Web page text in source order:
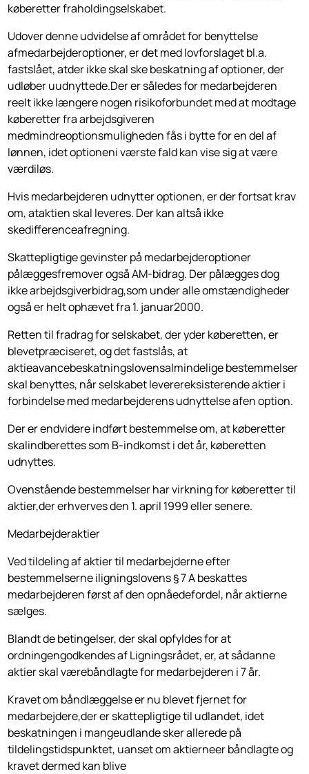
køberetter fraholdingselskabet.
Udover denne udvidelse af området for benyttelse
afmedarbejderoptioner, er det med lovforslaget bl.a.
fastslået, atder ikke skal ske beskatning af optio­ner, der
udløber uudnyttede.Der er således for medarbejderen
reelt ikke længere nogen risikoforbundet med at modtage
køberetter fra arbejdsgive­ren
medmindreoptionsmuligheden fås i bytte for en del af
lønnen, idet opti­oneni værste fald kan vise sig at være
værdiløs.
Hvis medarbejderen udnytter optionen, er der fortsat krav
om, ataktien skal leveres. Der kan altså ikke
skedifferenceafregning.
Skattepligtige gevinster på medarbejderoptioner
pålæggesfremover også AM-bidrag. Der pålægges dog
ikke arbejdsgiverbidrag,som under alle omstændigheder
også er helt ophævet fra 1. januar2000.
Retten til fradrag for selskabet, der yder køberetten, er
blevetpræciseret, og det fastslås, at
aktieavancebeskatningslovensalmindelige bestemmelser
skal benyttes, når selskabet leverereksisterende aktier i
forbindelse med medar­bejderens udnyttelse afen option.
Der er endvidere indført bestemmelse om, at køberetter
skalindberettes som B-indkomst i det år, køberetten
udnyttes.
Ovenstående bestemmelser har virkning for køberetter til
aktier,der erhver­ves den 1. april 1999 eller senere.
Medarbejderaktier
Ved tildeling af aktier til medarbejderne efter
bestemmelserne iligningslo­vens § 7 A beskattes
medarbejderen først af den opnåedefordel, når aktierne
sælges.
Blandt de betingelser, der skal opfyldes for at
ordningengodkendes af Lig­ningsrådet, er, at sådanne
aktier skal værebåndlagte for medarbejderen i 7 år.
Kravet om båndlæggelse er nu blevet fjernet for
medarbejdere,der er skatte­pligtige til udlandet, idet
beskatningen i mangeudlande sker allerede på
tildelingstidspunktet, uanset om aktierneer båndlagte og
kravet dermed kan blive